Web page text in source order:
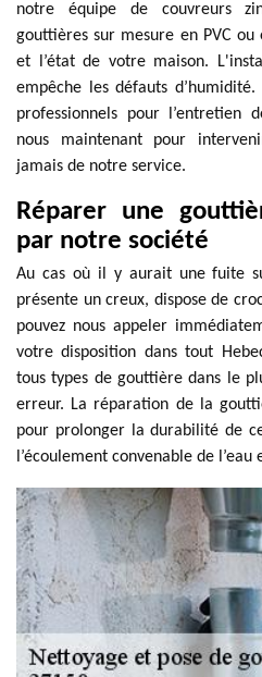
notre équipe de couvreurs
gouttières sur mesure en PVC
et l’état de votre maison.
empêche les défauts
professionnels pour l’entretien
nous maintenant pour
jamais de notre service.
Réparer une
par notre société
Au cas où il y aurait une fuite
présente un creux, dispose de
pouvez nous appeler
votre disposition dans tout
tous types de gouttière dans le
erreur. La réparation de la
pour prolonger la durabilité de
l’écoulement convenable de